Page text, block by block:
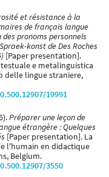
et résistance à la
de français langue
pronoms personnels
konst de Des Roches
[Paper presentation].
e metalinguistica
delle lingue straniere,
19991
Préparer une leçon de
étrangère : Quelques
[Paper presentation]. La
l'humain en didactique
Belgium.
3550